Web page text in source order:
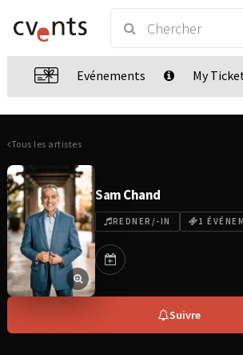
Evénements My
Tous les artistes
Sam Chand
REDNER/-IN 1
Suivre